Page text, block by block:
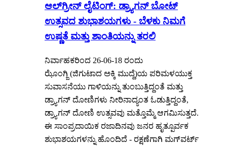
ಆಲ್‌ಗ್ರೀನ್ ಲೈಟಿಂಗ್: ಡ್ರ್ಯಾಗನ್ ಬೋಟ್
ಉತ್ಸವದ ಶುಭಾಶಯಗಳು - ಬೆಳಕು ನಿಮಗೆ
ಉಷ್ಣತೆ ಮತ್ತು ಶಾಂತಿಯನ್ನು ತರಲಿ
ನಿರ್ವಾಹಕರಿಂದ 26-06-18 ರಂದು
ಝೊಂಗ್ಜಿ (ಜಿಗುಟಾದ ಅಕ್ಕಿ ಮುದ್ದೆ)ಯ ಪರಿಮಳಯುಕ್ತ
ಸುವಾಸನೆಯು ಗಾಳಿಯನ್ನು ತುಂಬುತ್ತಿದ್ದಂತೆ ಮತ್ತು
ಡ್ರ್ಯಾಗನ್ ದೋಣಿಗಳು ನೀರಿನಾದ್ಯಂತ ಓಡುತ್ತಿದ್ದಂತೆ,
ಡ್ರ್ಯಾಗನ್ ದೋಣಿ ಉತ್ಸವವು ಮತ್ತೊಮ್ಮೆ ಆಗಮಿಸುತ್ತದೆ.
ಈ ಸಾಂಪ್ರದಾಯಿಕ ರಜಾದಿನವು ಜನರ ಹೃತ್ಪೂರ್ವಕ
ಶುಭಾಶಯಗಳನ್ನು ಹೊಂದಿದೆ - ರಕ್ಷಣೆಗಾಗಿ ಮಗ್‌ವರ್ಟ್